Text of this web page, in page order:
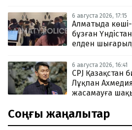
6 августа 2026, 17:15
Алматыда
бұзған
елден
6 августа 2026, 16:41
CPJ Қазақстан
Лұқпан
жасамауға
Соңғы жаңалықтар